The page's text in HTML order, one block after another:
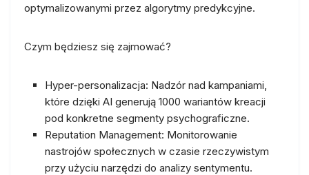
optymalizowanymi przez algorytmy predykcyjne.
Czym będziesz się zajmować?
Hyper-personalizacja: Nadzór nad kampaniami,
które dzięki AI generują 1000 wariantów kreacji
pod konkretne segmenty psychograficzne.
Reputation Management: Monitorowanie
nastrojów społecznych w czasie rzeczywistym
przy użyciu narzędzi do analizy sentymentu.